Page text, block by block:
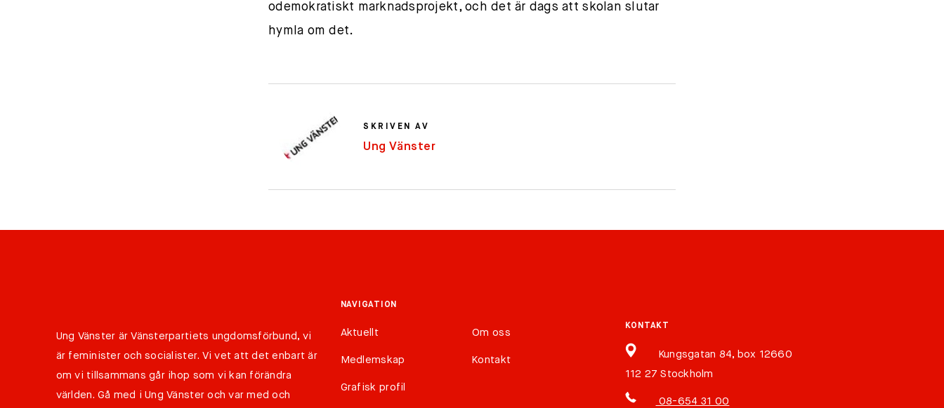
odemokratiskt marknadsprojekt, och det är dags att skolan slutar
hymla om det.
SKRIVEN AV
Ung Vänster
Ung Vänster är Vänsterpartiets ungdomsförbund, vi
är feminister och socialister. Vi vet att det enbart är
om vi tillsammans går ihop som vi kan förändra
världen. Gå med i Ung Vänster och var med och
NAVIGATION
Aktuellt Om oss
Medlemskap Kontakt
Grafisk profil
KONTAKT
Kungsgatan 84, box 12660
112 27 Stockholm
08-654 31 00